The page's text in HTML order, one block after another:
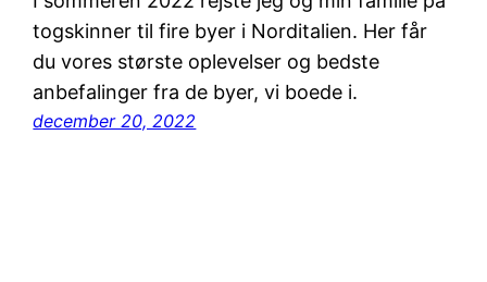
togskinner til fire byer i Norditalien. Her får
du vores største oplevelser og bedste
anbefalinger fra de byer, vi boede i.
december 20, 2022